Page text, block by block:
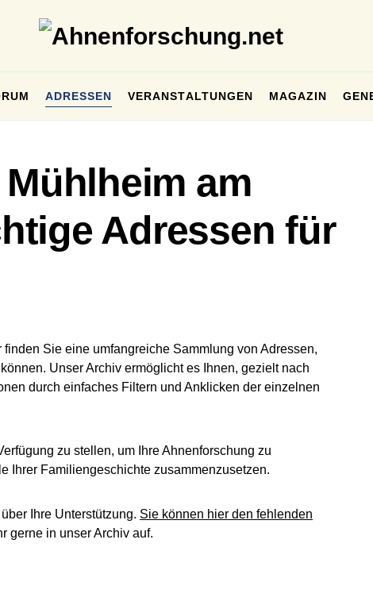
ADRESSEN VERANSTALTUNGEN MAGAZIN
am
Adressen für
Sie eine umfangreiche Sammlung von Adressen,
Unser Archiv ermöglicht es Ihnen, gezielt nach
durch einfaches Filtern und Anklicken der einzelnen
zu stellen, um Ihre Ahnenforschung zu
Ihrer Familiengeschichte zusammenzusetzen.
Ihre Unterstützung. Sie können hier den fehlenden
gerne in unser Archiv auf.